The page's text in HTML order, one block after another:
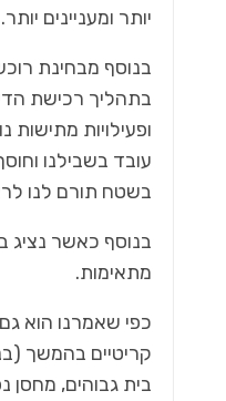
יותר ומעניינים יותר.
בנוסף מבחינת
בתהליך רכישת
ופעילויות
עובד בשבילנו
בשטח תורם לנו
בנוסף כאשר נציג
מתאימות.
כפי שאמרנו הוא
קריטיים בהמשך
בית גבוהים, מחסן